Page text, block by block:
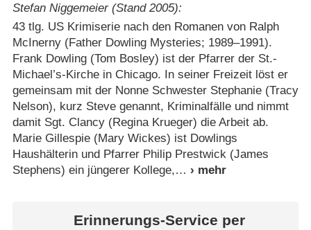
Stefan Niggemeier (Stand 2005):
43 tlg. US Krimiserie nach den Romanen von Ralph
McInerny (Father Dowling Mysteries; 1989⁠–⁠1991).
Frank Dowling (Tom Bosley) ist der Pfarrer der St.-
Michael’s-Kirche in Chicago. In seiner Freizeit löst er
gemeinsam mit der Nonne Schwester Stephanie (Tracy
Nelson), kurz Steve genannt, Kriminalfälle und nimmt
damit Sgt. Clancy (Regina Krueger) die Arbeit ab.
Marie Gillespie (Mary Wickes) ist Dowlings
Haushälterin und Pfarrer Philip Prestwick (James
Stephens) ein jüngerer Kollege,
Erinnerungs-Service per